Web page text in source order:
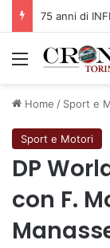
Menu
Home / Sport e
Sport e Motori
DP
con F.